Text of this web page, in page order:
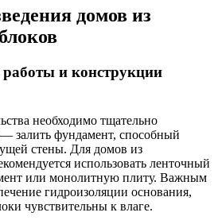
домов из
и конструкции
необходимо тщательно
залить фундамент, способный
стены. Для домов из
использовать ленточный
или монолитную плиту. Важным
гидроизоляции основания,
чувствительны к влаге.